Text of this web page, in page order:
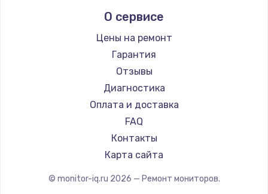
Thunderobot
Hisense
АОС
Ardor
Machenike
iru
Titan Army
iFFALCON
Dahua
О сервисе
Цены на ремонт
Гарантия
Отзывы
Диагностика
Оплата и доставка
FAQ
Контакты
Карта сайта
© monitor-iq.ru 2026 — Ремонт мониторов.